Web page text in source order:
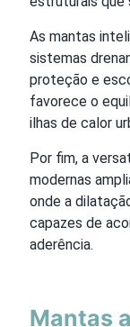
As mantas
sistemas
proteção e
favorece o
ilhas de calor
Por fim, a
modernas
onde a
capazes de
aderência.
Mantas